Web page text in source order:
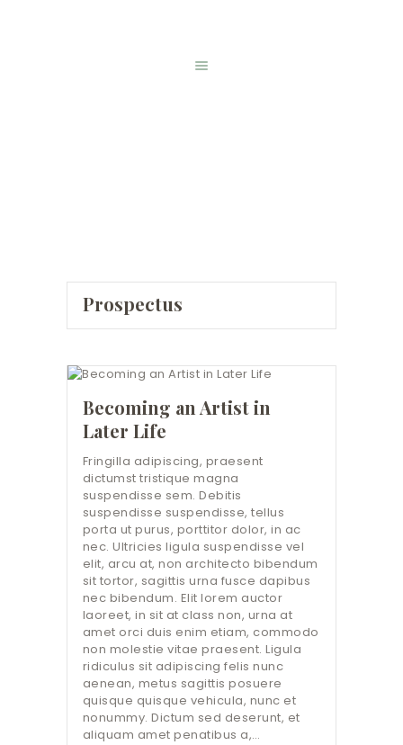
REGISTRATION
Prospectus
Becoming an Artist in
Later Life
Fringilla adipiscing, praesent
dictumst tristique magna
suspendisse sem. Debitis
suspendisse suspendisse, tellus
porta ut purus, porttitor dolor, in ac
nec. Ultricies ligula suspendisse vel
elit, arcu at, non architecto bibendum
sit tortor, sagittis urna fusce dapibus
nec bibendum. Elit lorem auctor
laoreet, in sit at class non, urna at
amet orci duis enim etiam, commodo
non molestie vitae praesent. Ligula
ridiculus sit adipiscing felis nunc
aenean, metus sagittis posuere
quisque quisque vehicula, nunc et
nonummy. Dictum sed deserunt, et
aliquam amet penatibus a,…